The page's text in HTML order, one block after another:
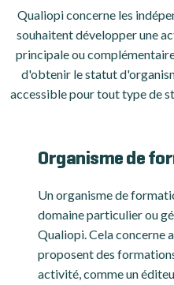
Qualiopi concerne les
souhaitent développer une
principale ou
d'obtenir le statut
accessible pour tout type de
Organisme de
Un organisme de
domaine particulier ou
Qualiopi. Cela concerne
proposent des
activité, comme un